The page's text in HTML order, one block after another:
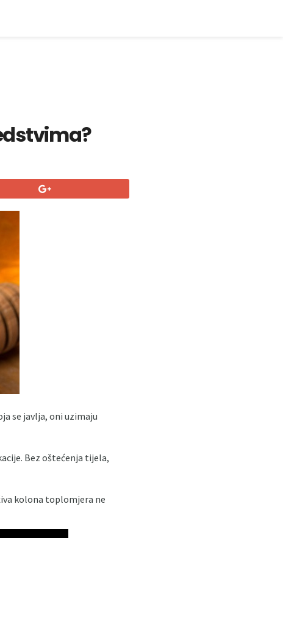
se javlja, oni uzimaju
Bez oštećenja tijela,
kolona toplomjera ne